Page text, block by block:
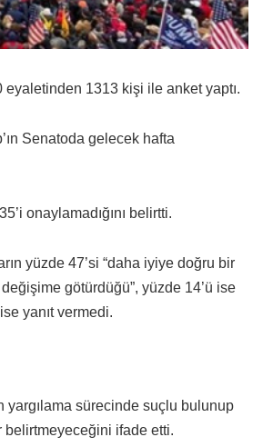
eyaletinden 1313 kişi ile anket yaptı.
Senatoda gelecek hafta
onaylamadığını belirtti.
yüzde 47’si “daha iyiye doğru bir
değişime götürdüğü”, yüzde 14’ü ise
yanıt vermedi.
yargılama sürecinde suçlu bulunup
belirtmeyeceğini ifade etti.